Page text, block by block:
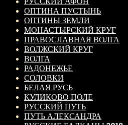
ОПТИНА ПУСТЫНЬ
ОПТИНЫ ЗЕМЛИ
МОНАСТЫРСКИЙ КРУГ
ПРАВОСЛАВНАЯ ВОЛГА
ВОЛЖСКИЙ КРУГ
ВОЛГА
РАДОНЕЖЬЕ
СОЛОВКИ
БЕЛАЯ РУСЬ
КУЛИКОВО ПОЛЕ
РУССКИЙ ПУТЬ
ПУТЬ АЛЕКСАНДРА